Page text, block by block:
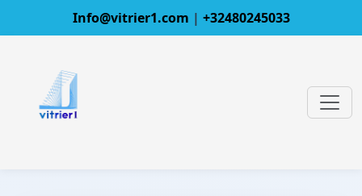
Info@vitrier1.com | +32480245033